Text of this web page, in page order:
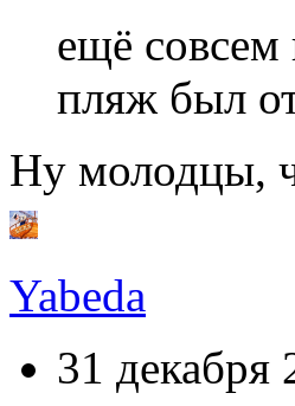
ещё совсем
пляж был
Ну молодцы,
Yabeda
31 декабря